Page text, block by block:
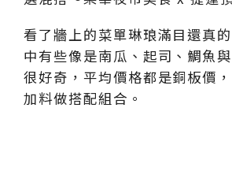
看了牆上的菜單琳琅滿目還真
中有些像是南瓜、起司、鯛魚
很好奇，平均價格都是銅板價
加料做搭配組合。